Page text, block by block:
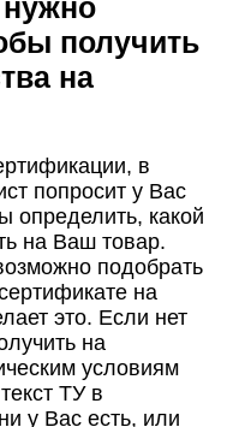
получить
на
в
попросит у Вас
определить, какой
на Ваш товар.
подобрать
на
это. Если нет
на
условиям
ТУ в
у Вас есть, или